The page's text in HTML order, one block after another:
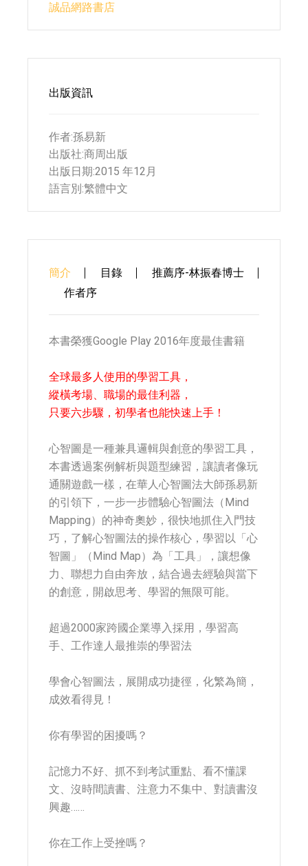
誠品網路書店
出版資訊
作者:孫易新
出版社:商周出版
出版日期:2015 年12月
語言別:繁體中文
簡介 目錄
推薦序-林振春博士
作者序
本書榮獲Google Play 2016年度最佳書籍
全球最多人使用的學習工具，
縱橫考場、職場的最佳利器，
只要六步驟，初學者也能快速上手！
心智圖是一種兼具邏輯與創意的學習工具，
本書透過案例解析與題型練習，讓讀者像玩
通關遊戲一樣，在華人心智圖法大師孫易新
的引領下，一步一步體驗心智圖法（Mind
Mapping）的神奇奧妙，很快地抓住入門技
巧，了解心智圖法的操作核心，學習以「心
智圖」（Mind Map）為「工具」，讓想像
力、聯想力自由奔放，結合過去經驗與當下
的創意，開啟思考、學習的無限可能。
超過2000家跨國企業導入採用，學習高
手、工作達人最推崇的學習法
學會心智圖法，展開成功捷徑，化繁為簡，
成效看得見！
你有學習的困擾嗎？
記憶力不好、抓不到考試重點、看不懂課
文、沒時間讀書、注意力不集中、對讀書沒
興趣……
你在工作上受挫嗎？